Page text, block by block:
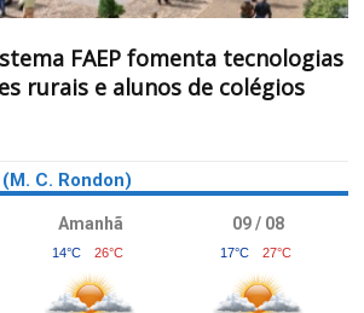
FAEP fomenta tecnologias
rurais e alunos de colégios
C. Rondon)
Amanhã
14°C 26°C
09 / 08
17°C 27°C